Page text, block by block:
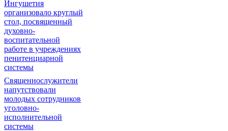
Ингушетия
организовало круглый
стол, посвященный
духовно-
воспитательной
работе в учреждениях
пенитенциарной
системы
Священнослужители
напутствовали
молодых сотрудников
уголовно-
исполнительной
системы